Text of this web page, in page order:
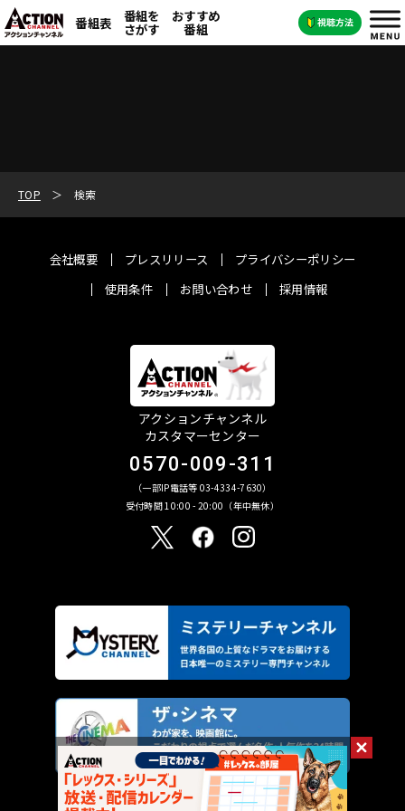
番組表 番組を
さがす
おすすめ
番組
TOP 検索
会社概要 プレスリリース
プライバシーポリシー
使用条件
お問い合わせ 採用情報
アクションチャンネル
カスタマーセンター
0570-009-311
（一部IP電話等 03-4334-7630）
受付時間 10:00 - 20:00（年中無休）